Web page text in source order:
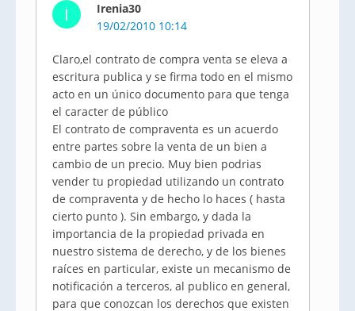
I
Irenia30
19/02/2010 10:14
Claro,el contrato de compra venta se eleva a
escritura publica y se firma todo en el mismo
acto en un único documento para que tenga
el caracter de público
El contrato de compraventa es un acuerdo
entre partes sobre la venta de un bien a
cambio de un precio. Muy bien podrias
vender tu propiedad utilizando un contrato
de compraventa y de hecho lo haces ( hasta
cierto punto ). Sin embargo, y dada la
importancia de la propiedad privada en
nuestro sistema de derecho, y de los bienes
raíces en particular, existe un mecanismo de
notificación a terceros, al publico en general,
para que conozcan los derechos que existen